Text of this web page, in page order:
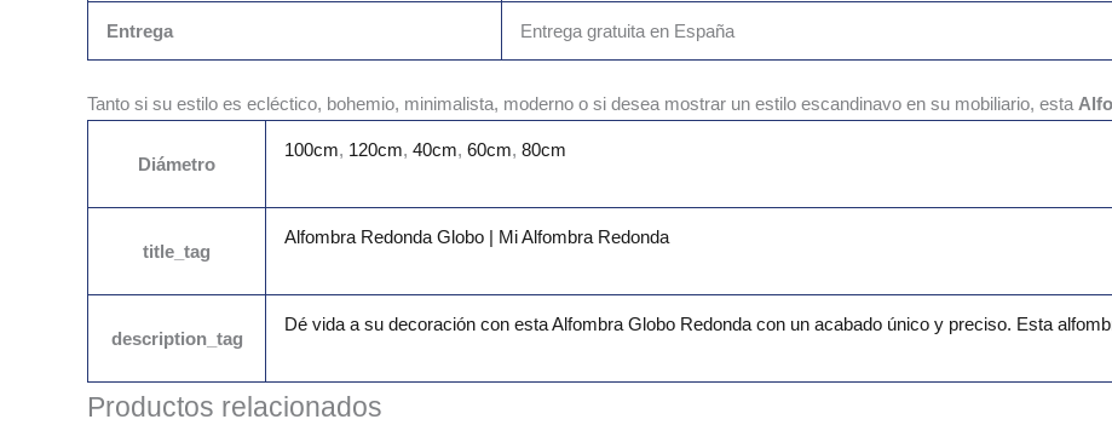
Entrega Entrega gratuita en España
Tanto si su estilo es ecléctico, bohemio, minimalista, moderno o si desea mostrar un estilo escandinavo en su mobiliario, esta
Diámetro
100cm, 120cm, 40cm, 60cm, 80cm
title_tag
Alfombra Redonda Globo | Mi Alfombra Redonda
description_tag
Dé vida a su decoración con esta Alfombra Globo Redonda con un acabado único y preciso. Esta
Productos relacionados